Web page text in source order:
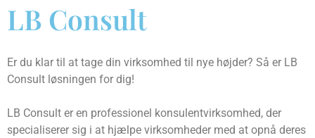
LB Consult
Er du klar til at tage din virksomhed til nye højder? Så er LB
Consult løsningen for dig!
LB Consult er en professionel konsulentvirksomhed, der
specialiserer sig i at hjælpe virksomheder med at opnå deres